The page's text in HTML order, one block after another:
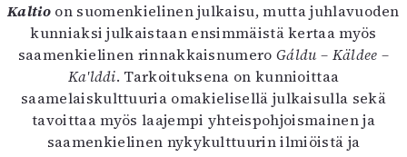
Kaltio on suomenkielinen julkaisu, mutta juhlavuoden
kunniaksi julkaistaan ensimmäistä kertaa myös
saamenkielinen rinnakkaisnumeroGáldu – Käldee –
Kaʹlddi. Tarkoituksena on kunnioittaa
saamelaiskulttuuria omakielisellä julkaisulla sekä
tavoittaa myös laajempi yhteispohjoismainen ja
saamenkielinen nykykulttuurin ilmiöistä ja